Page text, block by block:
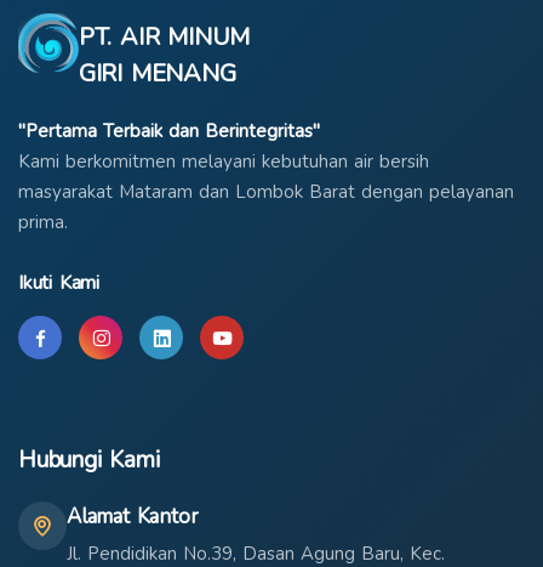
PT. AIR MINUM
GIRI MENANG
"Pertama Terbaik dan Berintegritas"
Kami berkomitmen melayani kebutuhan air bersih
masyarakat Mataram dan Lombok Barat dengan pelayanan
prima.
Ikuti Kami
Hubungi Kami
Alamat Kantor
Jl. Pendidikan No.39, Dasan Agung Baru, Kec.